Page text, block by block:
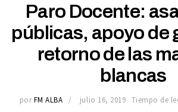
Paro Docente:
públicas, apoyo de
retorno de las
blancas
por FM ALBA julio 16, 2019 Tiempo de